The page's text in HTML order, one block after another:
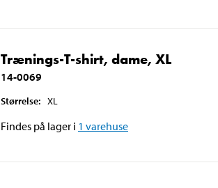
Trænings-T-shirt, dame, XL
14-0069
Størrelse: XL
Findes på lager i 1 varehuse